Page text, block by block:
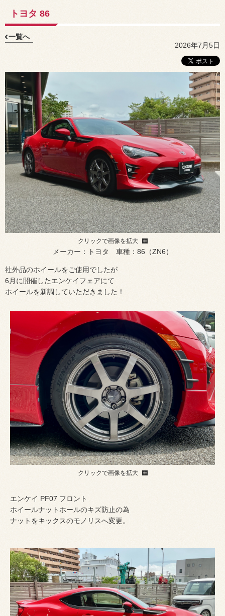
トヨタ 86
一覧へ
2026年7月5日
クリックで画像を拡大
メーカー：トヨタ 車種：86（ZN6）
社外品のホイールをご使用でしたが
6月に開催したエンケイフェアにて
ホイールを新調していただきました！
クリックで画像を拡大
エンケイ PF07 フロント
ホイールナットホールのキズ防止の為
ナットをキックスのモノリスへ変更。